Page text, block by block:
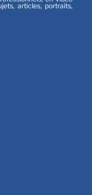
articles, portraits,